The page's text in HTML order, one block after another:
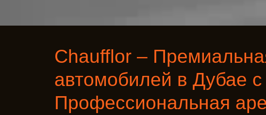
Chaufflor –
автомобилей в Дубае
Профессиональная